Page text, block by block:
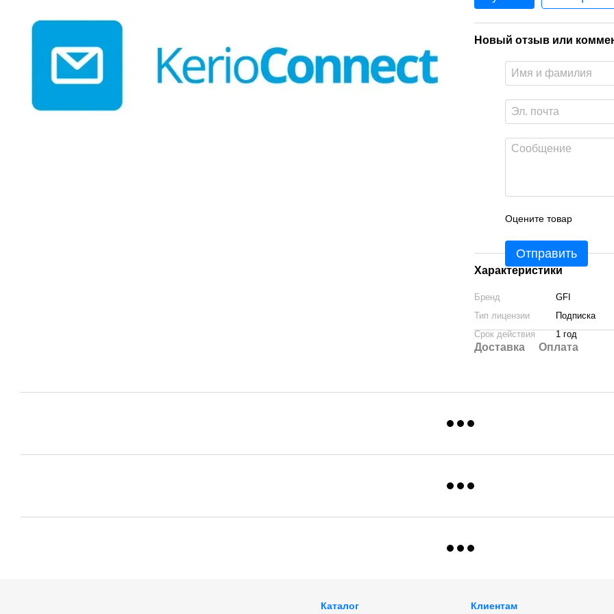
Новый отзыв или
Оцените товар
Отправить
Характеристики
Бренд
GFI
Тип лицензии
Подписка
Срок действия
1 год
Доставка Оплата
Каталог Клиентам